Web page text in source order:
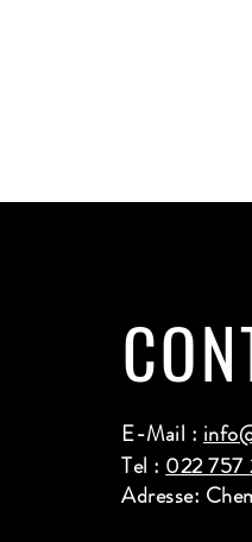
E-Mail :
Tel : 022 757
Adresse: